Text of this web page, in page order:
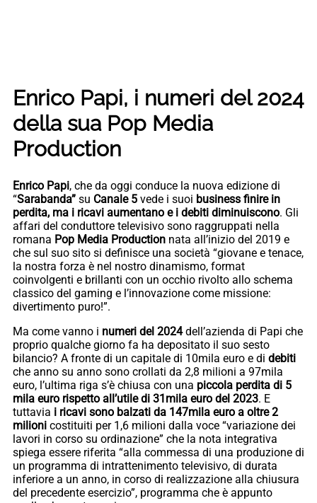
Enrico Papi, i numeri del 2024
della sua Pop Media
Production
Enrico Papi, che da oggi conduce la nuova edizione di
“Sarabanda” su Canale 5 vede i suoi business finire in
perdita, ma i ricavi aumentano e i debiti diminuiscono. Gli
affari del conduttore televisivo sono raggruppati nella
romana Pop Media Production nata all’inizio del 2019 e
che sul suo sito si definisce una società “giovane e tenace,
la nostra forza è nel nostro dinamismo, format
coinvolgenti e brillanti con un occhio rivolto allo schema
classico del gaming e l’innovazione come missione:
divertimento puro!”.
Ma come vanno i numeri del 2024dell’azienda di Papi che
proprio qualche giorno fa ha depositato il suo sesto
bilancio? A fronte di un capitale di 10mila euro e di debiti
che anno su anno sono crollati da 2,8 milioni a 97mila
euro, l’ultima riga s’è chiusa con una piccola perdita di 5
mila euro rispetto all’utile di 31mila euro del 2023. E
tuttavia i ricavi sono balzati da 147mila euro a oltre 2
milioni costituiti per 1,6 milioni dalla voce “variazione dei
lavori in corso su ordinazione” che la nota integrativa
spiega essere riferita “alla commessa di una produzione di
un programma di intrattenimento televisivo, di durata
inferiore a un anno, in corso di realizzazione alla chiusura
del precedente esercizio”, programma che è appunto